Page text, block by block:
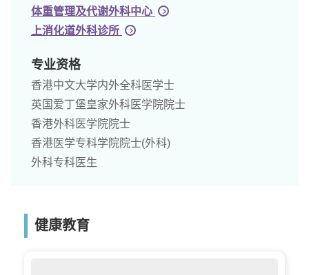
体重管理及代谢外科中心
上消化道外科诊所
专业资格
香港中文大学内外全科医学士
英国爱丁堡皇家外科医学院院士
香港外科医学院院士
香港医学专科学院院士(外科)
外科专科医生
健康教育